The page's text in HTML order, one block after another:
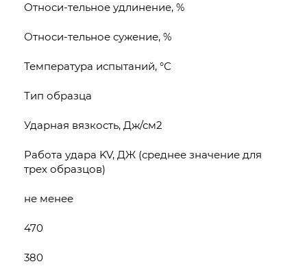
Относи-тельное удлинение, %
Относи-тельное сужение, %
Температура испытаний, °С
Тип образца
Ударная вязкость, Дж/см2
Работа удара KV, ДЖ (среднее значение для
трех образцов)
не менее
470
380